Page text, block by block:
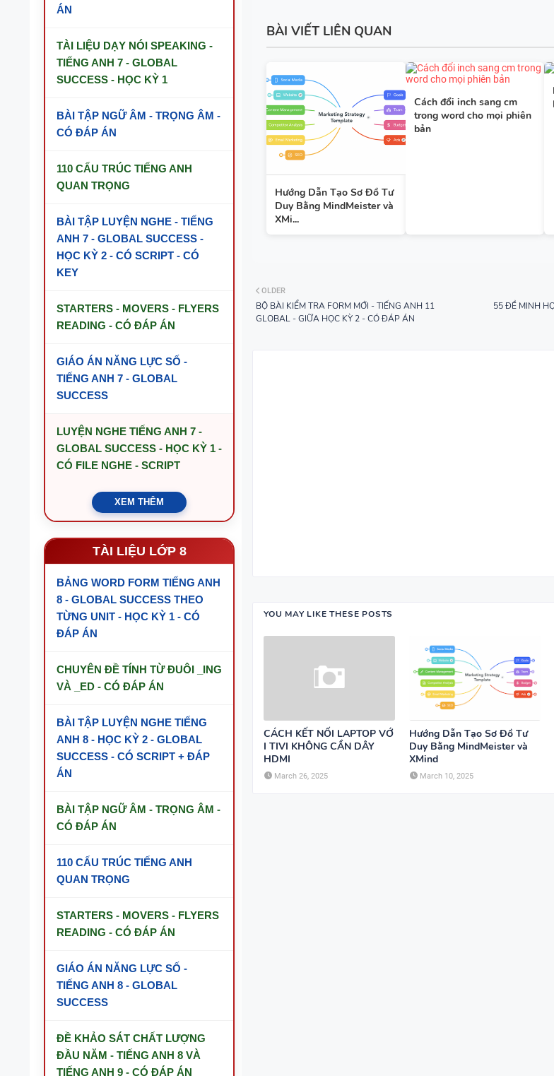
ÁN
TÀI LIỆU DẠY NÓI SPEAKING -
TIẾNG ANH 7 - GLOBAL
SUCCESS - HỌC KỲ 1
BÀI TẬP NGỮ ÂM - TRỌNG ÂM -
CÓ ĐÁP ÁN
110 CẤU TRÚC TIẾNG ANH
QUAN TRỌNG
BÀI TẬP LUYỆN NGHE - TIẾNG
ANH 7 - GLOBAL SUCCESS -
HỌC KỲ 2 - CÓ SCRIPT - CÓ
KEY
STARTERS - MOVERS - FLYERS
READING - CÓ ĐÁP ÁN
GIÁO ÁN NĂNG LỰC SỐ -
TIẾNG ANH 7 - GLOBAL
SUCCESS
LUYỆN NGHE TIẾNG ANH 7 -
GLOBAL SUCCESS - HỌC KỲ 1 -
CÓ FILE NGHE - SCRIPT
XEM THÊM
TÀI LIỆU LỚP 8
BẢNG WORD FORM TIẾNG ANH
8 - GLOBAL SUCCESS THEO
TỪNG UNIT - HỌC KỲ 1 - CÓ
ĐÁP ÁN
CHUYÊN ĐỀ TÍNH TỪ ĐUÔI _ING
VÀ _ED - CÓ ĐÁP ÁN
BÀI TẬP LUYỆN NGHE TIẾNG
ANH 8 - HỌC KỲ 2 - GLOBAL
SUCCESS - CÓ SCRIPT + ĐÁP
ÁN
BÀI TẬP NGỮ ÂM - TRỌNG ÂM -
CÓ ĐÁP ÁN
110 CẤU TRÚC TIẾNG ANH
QUAN TRỌNG
STARTERS - MOVERS - FLYERS
READING - CÓ ĐÁP ÁN
GIÁO ÁN NĂNG LỰC SỐ -
TIẾNG ANH 8 - GLOBAL
SUCCESS
ĐỀ KHẢO SÁT CHẤT LƯỢNG
ĐẦU NĂM - TIẾNG ANH 8 VÀ
TIẾNG ANH 9 - CÓ ĐÁP ÁN
BẢNG WORD
TÓM TẮT CÁC
BẢNG WORD
UNIT ( CÓ MỞ RỘNG ) VÀ
NGỮ PHÁP -
SUCCESS - HỌC
BÀI VIẾT LIÊN QUAN
Hướng Dẫn Tạo Sơ Đồ Tư
Duy Bằng MindMeister và
XMi...
Cách đổi inch sang cm
trong word cho mọi phiên
bản
55 ĐỀ MINH
OLDER
BỘ BÀI KIỂM TRA FORM MỚI - TIẾNG ANH 11
GLOBAL - GIỮA HỌC KỲ 2 - CÓ ĐÁP ÁN
YOU MAY LIKE THESE POSTS
CÁCH KẾT NỐI LAPTOP VỚ
I TIVI KHÔNG CẦN DÂY
HDMI
March 26, 2025
Hướng Dẫn Tạo Sơ Đồ Tư
Duy Bằng MindMeister và
XMind
March 10, 2025
TỪ VỰNG VÀ NGỮ PHÁP - TIẾNG ANH
BẢNG WORD FORM - TIẾNG ANH 11 -
BẢNG WORD FORM THEO TỪNG UNIT
HỌC KỲ 1 - CÓ ĐÁP ÁN
HỌC KỲ 1 - CÓ ĐÁP ÁN
BẢNG WORD FORM THEO TỪNG UNIT
- TIẾNG ANH 7 - GLOBAL SUCCESS -
TÓM TẮT CÁC CHUYÊN ĐỀ NGỮ PHÁP
TIẾNG ANH - PDF AI